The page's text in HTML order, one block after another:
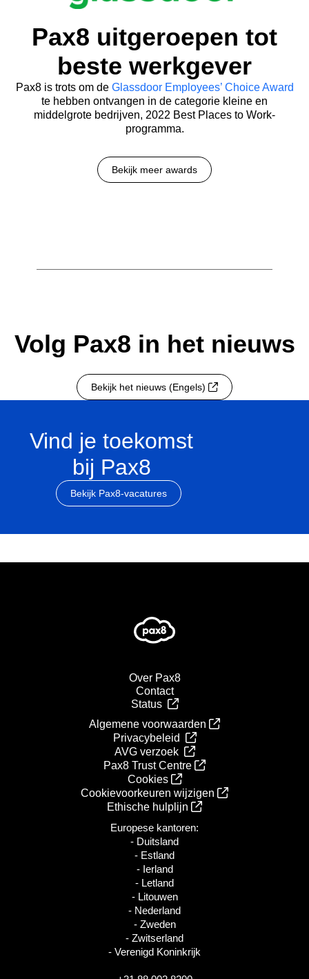
Pax8 uitgeroepen tot
beste werkgever
Pax8 is trots om de Glassdoor Employees’ Choice Award
te hebben ontvangen in de categorie kleine en
middelgrote bedrijven, 2022 Best Places to Work-
programma.
Bekijk meer awards
Volg Pax8 in het nieuws
Bekijk het nieuws (Engels)
Vind je toekomst
bij Pax8
Bekijk Pax8-vacatures
Over Pax8
Contact
Status
Algemene voorwaarden
Privacybeleid
AVG verzoek
Pax8 Trust Centre
Cookies
Cookievoorkeuren wijzigen
Ethische hulplijn
Europese kantoren:
- Duitsland
- Estland
- Ierland
- Letland
- Litouwen
- Nederland
- Zweden
- Zwitserland
- Verenigd Koninkrijk